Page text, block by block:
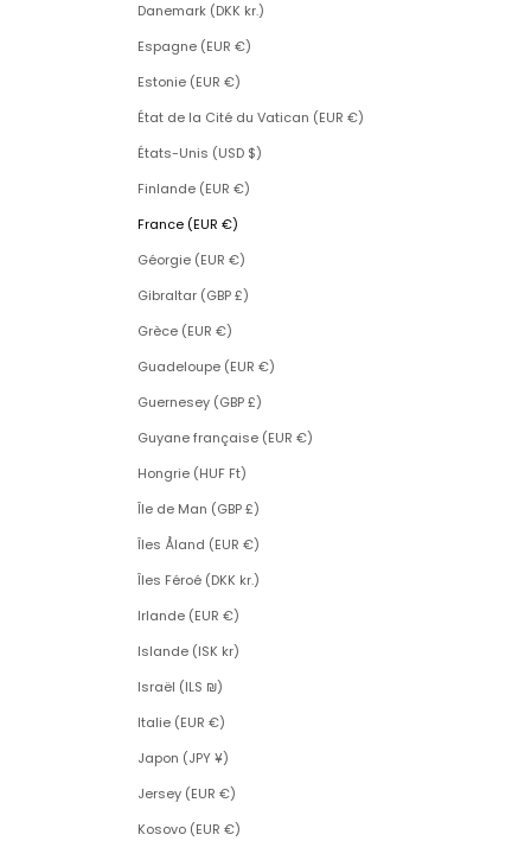
Danemark (DKK kr.)
Espagne (EUR €)
Estonie (EUR €)
État de la Cité du Vatican (EUR €)
États-Unis (USD $)
Finlande (EUR €)
France (EUR €)
Géorgie (EUR €)
Gibraltar (GBP £)
Grèce (EUR €)
Guadeloupe (EUR €)
Guernesey (GBP £)
Guyane française (EUR €)
Hongrie (HUF Ft)
Île de Man (GBP £)
Îles Åland (EUR €)
Îles Féroé (DKK kr.)
Irlande (EUR €)
Islande (ISK kr)
Israël (ILS ₪)
Italie (EUR €)
Japon (JPY ¥)
Jersey (EUR €)
Kosovo (EUR €)